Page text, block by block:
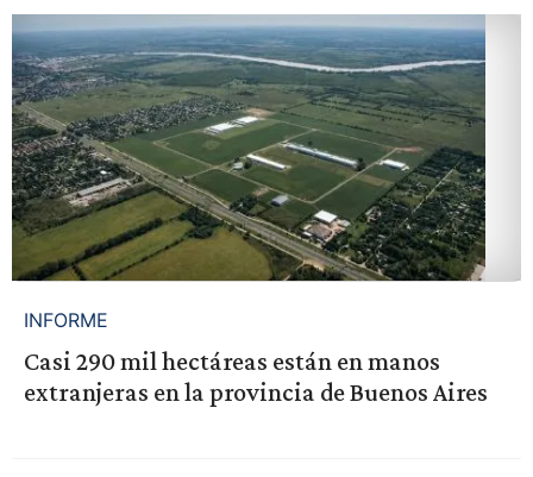
INFORME
Casi 290 mil hectáreas están en manos
extranjeras en la provincia de Buenos Aires